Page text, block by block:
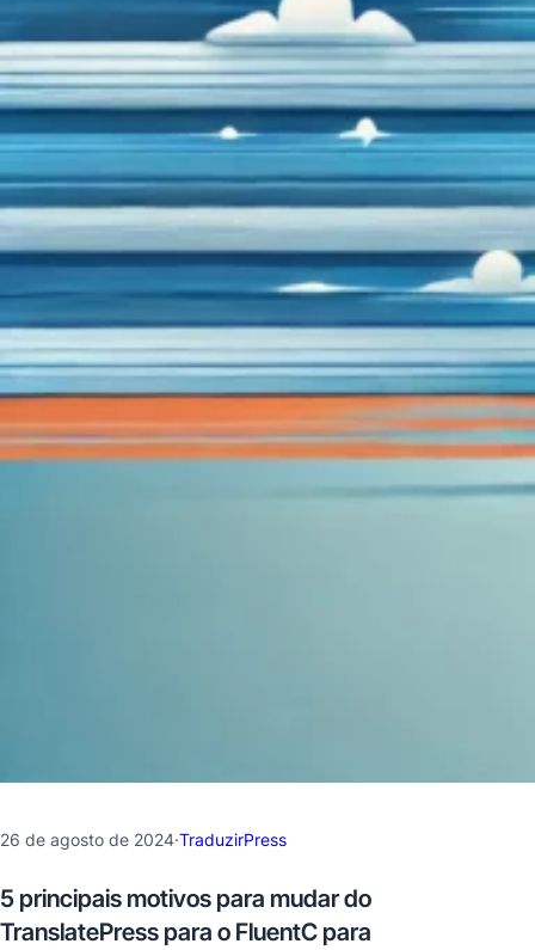
26 de agosto de 2024·TraduzirPress
5 principais motivos para mudar do
TranslatePress para o FluentC para